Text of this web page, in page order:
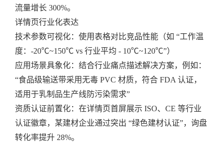
流量增长 300%。
详情页行业化表达
技术参数可视化：使用表格对比竞品性能（如 “工作温
度：-20℃~150℃ vs 行业平均 - 10℃~120℃”）
应用场景具象化：结合行业痛点描述解决方案，例如：
“食品级输送带采用无毒 PVC 材质，符合 FDA 认证，
适用于乳制品生产线防污染需求”
资质认证前置化：在详情页首屏展示 ISO、CE 等行业
认证徽章，某建材企业通过突出 “绿色建材认证”，询盘
转化率提升 28%。